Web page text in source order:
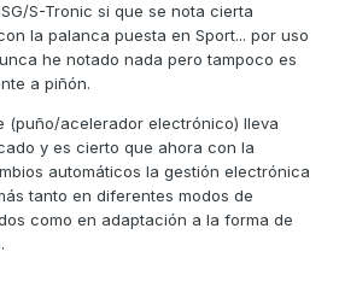
básica.
un coche automático
en 1.993 con el carnet recién
intentaba ir en una marcha más
pidieron que diera unas vueltas con
de primera generación durante
Automóvil de Madrid. Para mi
S-Tronic si que se nota cierta
la palanca puesta en Sport... por uso
he notado nada pero tampoco es
a piñón.
(puño/acelerador electrónico) lleva
y es cierto que ahora con la
automáticos la gestión electrónica
tanto en diferentes modos de
como en adaptación a la forma de